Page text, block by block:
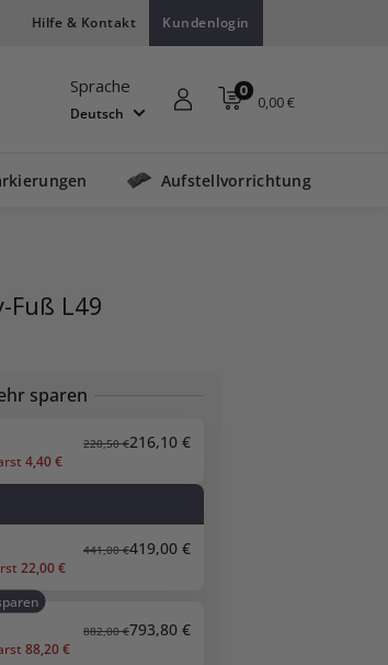
Hilfe & Kontakt Kundenlogin
Sprache
Deutsch
0
0,00 €
Aufstellvorrichtung
Fuß L49
sparen
220,50 €216,10 €
4,40 €
441,00 €419,00 €
22,00 €
882,00 €793,80 €
88,20 €